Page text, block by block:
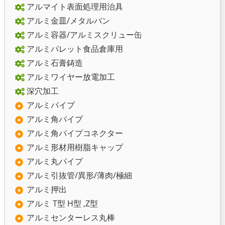
アルマイト表面処理用治具
アルミ金皿/メタルバン
アルミ容器/アルミスクリュー缶
アルミパレット食品倉庫用
アルミ石膏鋳造
アルミワイヤー放電加工
深穴加工
アルミパイプ
アルミ角パイプ
アルミ角パイプコネクター
アルミ形材用樹脂キャップ
アルミ丸パイプ
アルミ引抜管/異形/薄肉/極細
アルミ押出
アルミ T型 H型 ,Z型
アルミセンターレス丸棒